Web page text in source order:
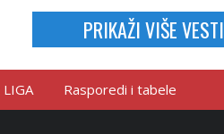
PRIKAŽI VIŠE VESTI
LIGA Rasporedi i tabele